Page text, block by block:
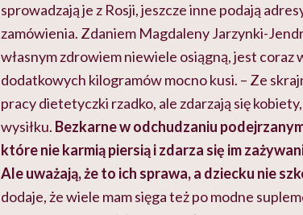
sprowadzają je z Rosji, jeszcze inne podają
zamówienia. Zdaniem Magdaleny Jarzynki-
własnym zdrowiem niewiele osiągną, jest coraz
dodatkowych kilogramów mocno kusi. – Ze
pracy dietetyczki rzadko, ale zdarzają się
wysiłku. Bezkarne w odchudzaniu
które nie karmią piersią i zdarza się im
Ale uważają, że to ich sprawa, a dziecku nie
dodaje, że wiele mam sięga też po modne